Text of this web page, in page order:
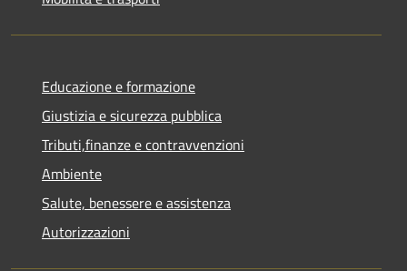
Educazione e formazione
Giustizia e sicurezza pubblica
Tributi,finanze e contravvenzioni
Ambiente
Salute, benessere e assistenza
Autorizzazioni